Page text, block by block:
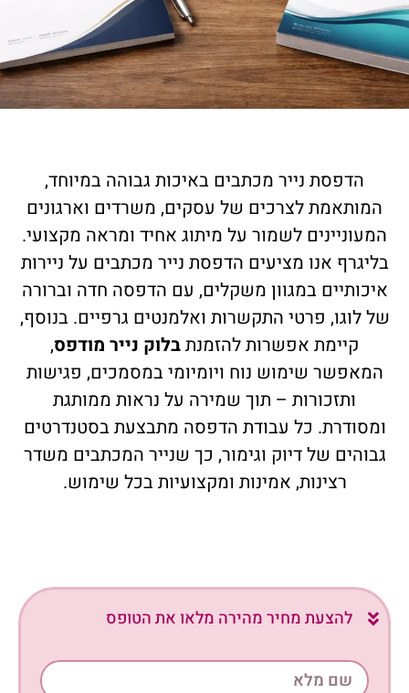
הדפסת נייר מכתבים באיכות גבוהה במיוחד,
המותאמת לצרכים של עסקים, משרדים וארגונים
המעוניינים לשמור על מיתוג אחיד ומראה מקצועי.
בליגרף אנו מציעים הדפסת נייר מכתבים על ניירות
איכותיים במגוון משקלים, עם הדפסה חדה וברורה
של לוגו, פרטי התקשרות ואלמנטים גרפיים. בנוסף,
קיימת אפשרות להזמנתבלוק נייר מודפס,
המאפשר שימוש נוח ויומיומי במסמכים, פגישות
ותזכורות – תוך שמירה על נראות ממותגת
ומסודרת. כל עבודת הדפסה מתבצעת בסטנדרטים
גבוהים של דיוק וגימור, כך שנייר המכתבים משדר
רצינות, אמינות ומקצועיות בכל שימוש.
להצעת מחיר מהירה מלאו את הטופס